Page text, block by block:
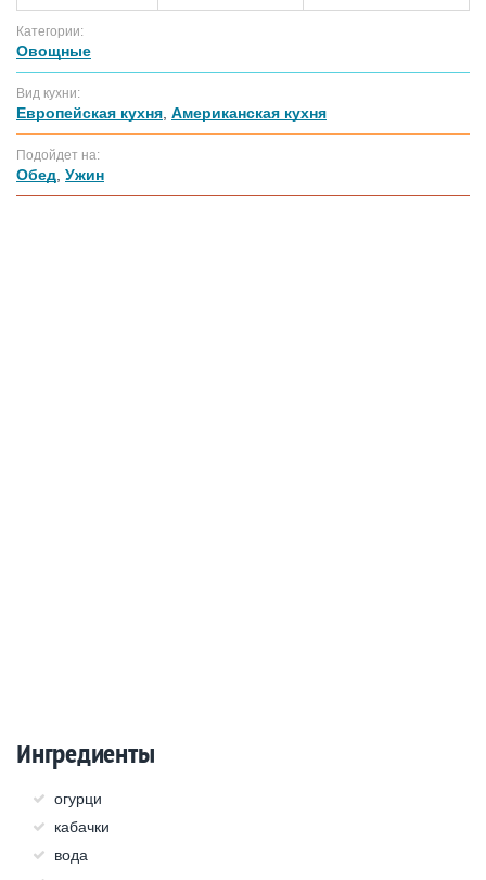
Категории:
Овощные
Вид кухни:
Европейская кухня Американская кухня
Подойдет на:
Обед Ужин
Ингредиенты
огурци
кабачки
вода